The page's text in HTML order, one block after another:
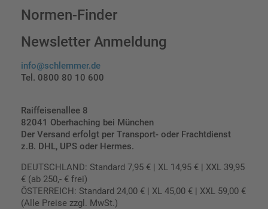
Normen-Finder
Newsletter Anmeldung
info@schlemmer.de
Tel. 0800 80 10 600
Raiffeisenallee 8
82041 Oberhaching bei München
Der Versand erfolgt per Transport- oder Frachtdienst
z.B. DHL, UPS oder Hermes.
DEUTSCHLAND: Standard 7,95 € | XL 14,95 € | XXL 39,95
€ (ab 250,- € frei)
ÖSTERREICH: Standard 24,00 € | XL 45,00 € | XXL 59,00 €
(Alle Preise zzgl. MwSt.)